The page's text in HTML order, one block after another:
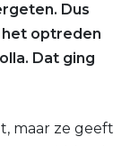
Dus
het optreden
Dat ging
maar ze geeft